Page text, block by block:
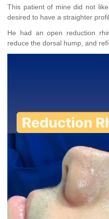
This patient of mine did not
desired to have a straighter
He had an open reduction
reduce the dorsal hump, and